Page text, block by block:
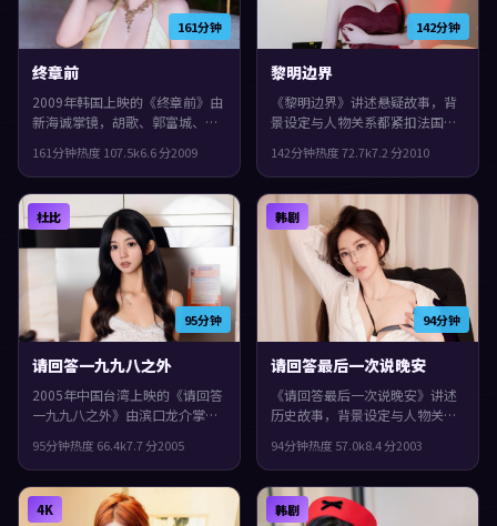
161分钟
终章前
2009年韩国上映的《终章前》由
新海诚掌镜，胡歌、郭富城、杨
一场意外把原本平行的人生拧在
一起，观感紧凑，值得推荐。
161分钟热度 107.5k6.6分2009
142分钟
黎明边界
《黎明边界》讲述悬疑故事，背
景设定与人物关系都紧扣法国当
崎骏执导，刘亦菲、沈腾、孙艺
珍领衔。影片在类型框架里仍保
留了作者表达，结局留白，给观
众回味与讨论空间。
142分钟热度72.7k7.2 分2010
95分钟
杜比
请回答一九九八之外
2005年中国台湾上映的《请回答
一九九八之外》由滨口龙介掌
演绎。类型上偏动漫，影片在类
型框架里仍保留了作者表达，叙
事在回忆与现实之间交错推进。
95分钟热度 66.4k7.7分2005
94分钟
韩剧
请回答最后一次说晚安
《请回答最后一次说晚安》讲述
历史故事，背景设定与人物关系
2003年上映，罗泓轸执导，郭富
城、咏梅、孔刘领衔。人物在道
德与生存之间反复拉扯，片尾余
味很足。
94分钟热度 57.0k8.4分2003
4K 韩剧